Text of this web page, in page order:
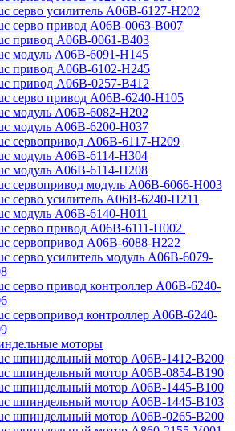
серво усилитель A06B-6127-H202
серво привод A06B-0063-B007
привод A06B-0061-B403
модуль A06B-6091-H145
привод A06B-6102-H245
привод A06B-0257-B412
серво привод A06B-6240-H105
модуль A06B-6082-H202
модуль A06B-6200-H037
сервопривод A06B-6117-H209
модуль A06B-6114-H304
модуль A06B-6114-H208
сервопривод модуль A06B-6066-H003
серво усилитель A06B-6240-H211
модуль A06B-6140-H011
серво привод A06B-6111-H002
сервопривод A06B-6088-H222
серво усилитель модуль A06B-6079-
серво привод контроллер A06B-6240-
сервопривод контроллер A06B-6240-
моторы
шпиндельный мотор A06B-1412-B200
шпиндельный мотор A06B-0854-B190
шпиндельный мотор A06B-1445-B100
шпиндельный мотор A06B-1445-B103
шпиндельный мотор A06B-0265-B200